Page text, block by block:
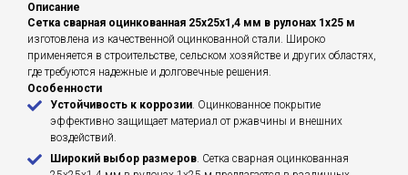
Описание
Сетка сварная оцинкованная 25х25х1,4 мм в рулонах 1х25 м
изготовлена из качественной оцинкованной стали. Широко
применяется в строительстве, сельском хозяйстве и других областях,
где требуются надежные и долговечные решения.
Особенности
Устойчивость к коррозии. Оцинкованное покрытие
эффективно защищает материал от ржавчины и внешних
воздействий.
Широкий выбор размеров. Сетка сварная оцинкованная